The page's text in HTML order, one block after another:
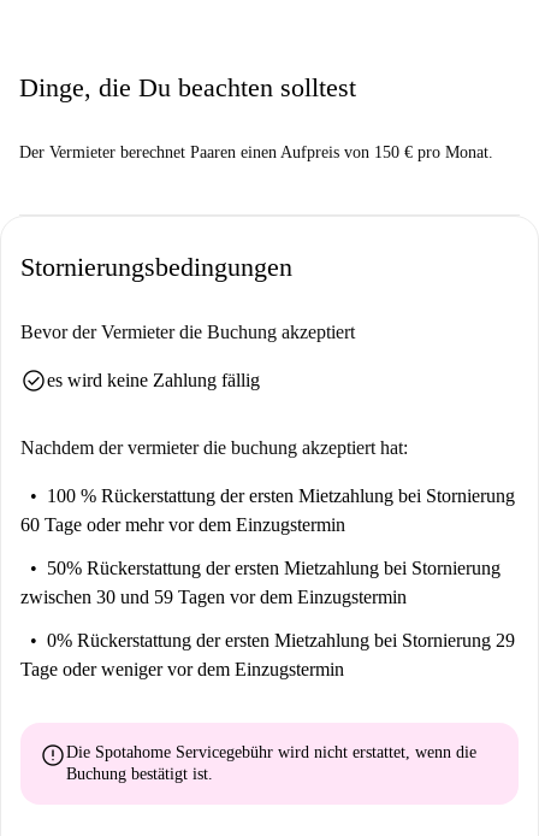
Dinge, die Du beachten solltest
Der Vermieter berechnet Paaren einen Aufpreis von 150 € pro Monat.
Stornierungsbedingungen
Bevor der Vermieter die Buchung akzeptiert
check_circlees wird keine Zahlung fällig
Nachdem der vermieter die buchung akzeptiert hat:
100 % Rückerstattung der ersten Mietzahlung bei Stornierung
60 Tage oder mehr vor dem Einzugstermin
50% Rückerstattung der ersten Mietzahlung bei Stornierung
zwischen 30 und 59 Tagen vor dem Einzugstermin
0% Rückerstattung der ersten Mietzahlung bei Stornierung 29
Tage oder weniger vor dem Einzugstermin
errorDie Spotahome Servicegebühr wird nicht erstattet , wenn die
Buchung bestätigt ist.